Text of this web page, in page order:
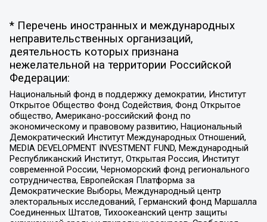
* Перечень иностранных и международных
неправительственных организаций,
деятельность которых признана
нежелательной на территории Российской
Федерации:
Национальный фонд в поддержку демократии, Институт
Открытое Общество Фонд Содействия, Фонд Открытое
общество, Американо-российский фонд по
экономическому и правовому развитию, Национальный
Демократический Институт Международных Отношений,
MEDIA DEVELOPMENT INVESTMENT FUND, Международный
Республиканский Институт, Открытая Россия, Институт
современной России, Черноморский фонд регионального
сотрудничества, Европейская Платформа за
Демократические Выборы, Международный центр
электоральных исследований, Германский фонд Маршалла
Соединенных Штатов, Тихоокеанский центр защиты